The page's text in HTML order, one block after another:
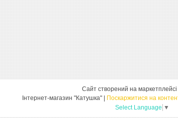
Сайт створений на маркетплейсі
Поскаржитися на
Select Language ▼